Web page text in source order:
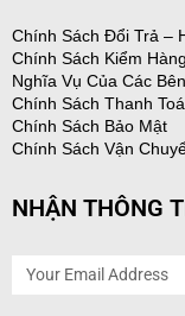
Chính Sách Đổi Trả –
Chính Sách Kiểm Hàng
Nghĩa Vụ Của Các Bên
Chính Sách Thanh
Chính Sách Bảo Mật
Chính Sách Vận
NHẬN THÔNG
Email